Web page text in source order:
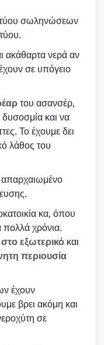
σωληνώσεων
ακάθαρτα νερά αν
σε υπόγειο
του ασανσέρ,
δυσοσμία και να
Το έχουμε δει
λάθος του
απαρχαιωμένο
κα, όπου
πολλά χρόνια.
εξωτερικό και
περιουσία
έχουν
βρει ακόμη και
σε